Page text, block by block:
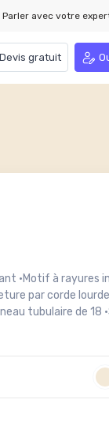
Parler avec votre
Devis gratuit
·Motif à rayures
par corde
tubulaire de 18